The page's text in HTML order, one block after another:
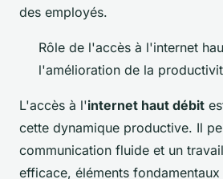
des employés.
Rôle de l'accès à l'internet
l'amélioration de la
L'accès à l'internet haut débit
cette dynamique productive. Il
communication fluide et un
efficace, éléments